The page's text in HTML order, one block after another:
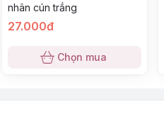
nhân cún trắng
27.000đ
Chọn mua